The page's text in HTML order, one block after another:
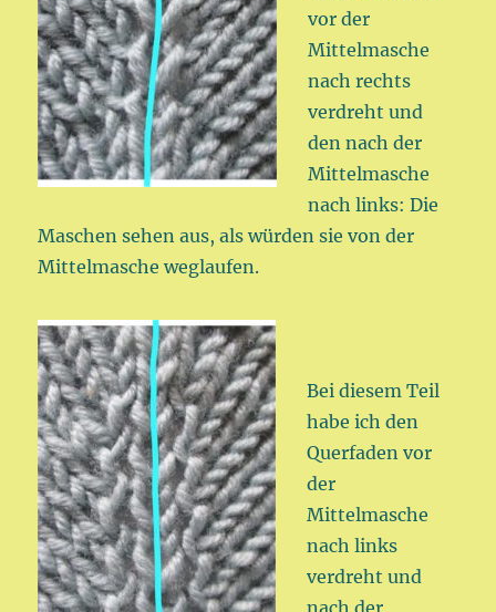
vor der
Mittelmasche
nach rechts
verdreht und
den nach der
Mittelmasche
nach links: Die
Maschen sehen aus, als würden sie von der
Mittelmasche weglaufen.
Bei diesem Teil
habe ich den
Querfaden vor
der
Mittelmasche
nach links
verdreht und
nach der